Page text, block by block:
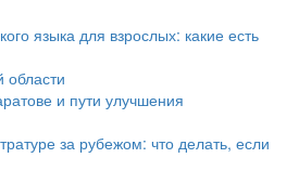
языка для взрослых: какие есть
области
и пути улучшения
за рубежом: что делать, если